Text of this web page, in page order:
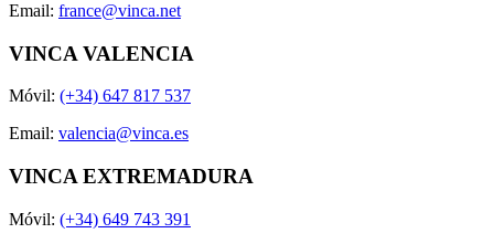
Email: france@vinca.net
VINCA VALENCIA
Móvil: (+34) 647 817 537
Email: valencia@vinca.es
VINCA EXTREMADURA
Móvil: (+34) 649 743 391